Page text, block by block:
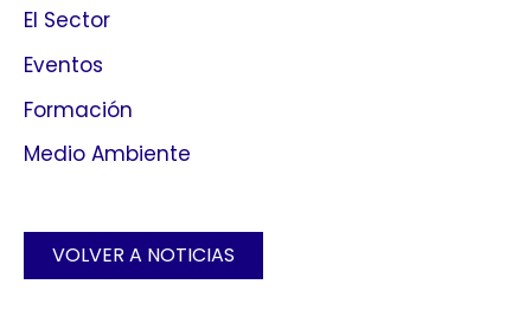
El Sector
Eventos
Formación
Medio Ambiente
VOLVER A NOTICIAS